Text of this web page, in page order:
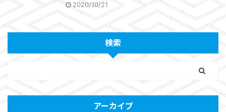
2020/10/21
検索
アーカイブ